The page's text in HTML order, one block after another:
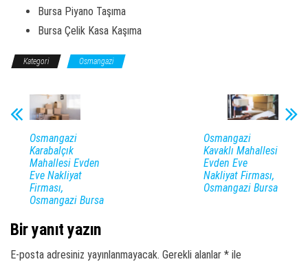
Bursa Piyano Taşıma
Bursa Çelik Kasa Kaşıma
Kategori Osmangazi
Osmangazi
Karabalçık
Mahallesi Evden
Eve Nakliyat
Firması,
Osmangazi Bursa
Osmangazi
Kavaklı Mahallesi
Evden Eve
Nakliyat Firması,
Osmangazi Bursa
Bir yanıt yazın
E-posta adresiniz yayınlanmayacak. Gerekli alanlar * ile